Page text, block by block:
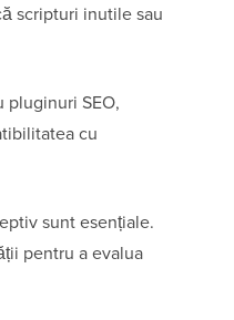
scripturi inutile sau
SEO,
cu
sunt esențiale.
pentru a evalua